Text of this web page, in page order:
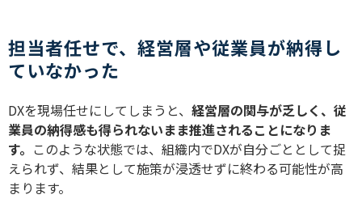
担当者任せで、経営層や従業員が納得し
ていなかった
DXを現場任せにしてしまうと、 経営層の関与が乏しく、従
業員の納得感も得られないまま推進されることになりま
す。 このような状態では、組織内でDXが自分ごととして捉
えられず、結果として施策が浸透せずに終わる可能性が高
まります。